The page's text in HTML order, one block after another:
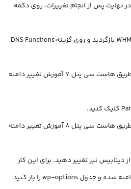
نهایت پس از انجام تغییرات، روی دکمه
در مرحله بعدی مجدداً به رابط WHM بازگردید و روی گزینه DNS Functions
دیتابیس نیز تغییر دهید. برای این کار
وارد دیتابیس مربوط به این دامنه شده و جدول wp-options را باز کنید